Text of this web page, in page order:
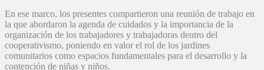
En ese marco, los presentes compartieron una reunión de trabajo en
la que abordaron la agenda de cuidados y la importancia de la
organización de los trabajadores y trabajadoras dentro del
cooperativismo, poniendo en valor el rol de los jardines
comunitarios como espacios fundamentales para el desarrollo y la
contención de niñas y niños.